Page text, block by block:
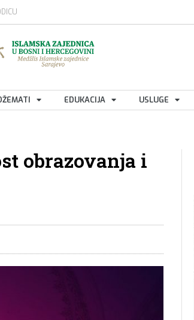
EDUKACIJA USLUGE
obrazovanja i